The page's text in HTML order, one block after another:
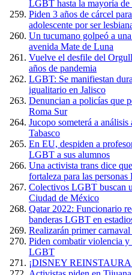
LGBT hasta la mayoría de
Piden 3 años de cárcel
adolescente por ser
Un tucumano golpeó a
avenida Mate de Luna
Vuelve el desfile del
años de pandemia
LGBT: Se manifiestan
igualitario en Jalisco
Denuncian a policías que
Roma Sur
Jucopo someterá a
Tabasco
En EU, despiden a
LGBT a sus alumnos
Una activista trans dice
fortaleza para las
Colectivos LGBT buscan
Ciudad de México
Qatar 2022: Funcionario
banderas LGBT en
Realizarán primer
Piden combatir violencia
LGBT
¡DISNEY